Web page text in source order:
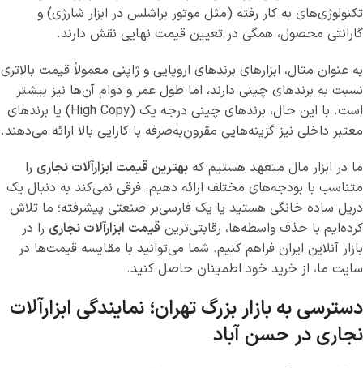
تکنولوژی‌های به کار رفته (مثل موتور براشلس در ابزار شارژی) و
گارانتی محصول، همگی در تعیین قیمت نهایی نقش دارند.
به عنوان مثال، ابزارهای برندهای اروپایی و ژاپنی معمولاً قیمت بالاتری
نسبت به برندهای چینی دارند، اما طول عمر و دوام آن‌ها نیز بیشتر
است. با این حال، برندهای چینی درجه یک (High Copy) یا برندهای
معتبر داخلی نیز گزینه‌هایی مقرون‌به‌صرفه با کارایی بالا ارائه می‌دهند.
ما در ابزار مال متعهد هستیم که بهترین قیمت ابزارآلات نجاری را
متناسب با بودجه‌های مختلف ارائه دهیم. فرقی نمی‌کند به دنبال یک
دریل ساده خانگی هستید یا یک فارسی‌بر صنعتی پیشرفته؛ ما تلاش
کرده‌ایم با حذف واسطه‌ها، رقابتی‌ترین قیمت ابزارآلات نجاری را در
بازار آنلاین ایران فراهم کنیم. شما می‌توانید با مقایسه قیمت‌ها در
سایت ما، از خرید خود اطمینان حاصل کنید.
دسترسی به بازار بزرگ تهران؛ نمایندگی ابزارآلات
نجاری در حسن آباد